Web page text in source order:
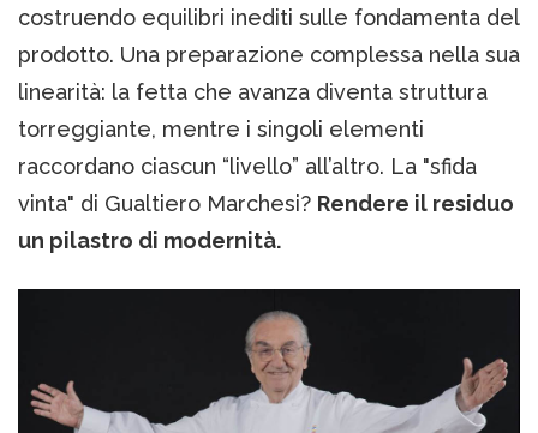
costruendo equilibri inediti sulle fondamenta del
prodotto. Una preparazione complessa nella sua
linearità: la fetta che avanza diventa struttura
torreggiante, mentre i singoli elementi
raccordano ciascun “livello” all’altro. La "sfida
vinta" di Gualtiero Marchesi? Rendere il residuo
un pilastro di modernità.